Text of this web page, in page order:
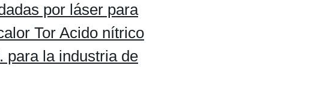
por láser para
Tor Acido nítrico
para la industria de